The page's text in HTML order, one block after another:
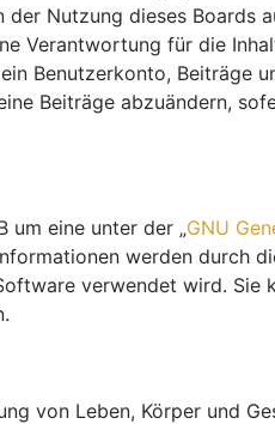
Nutzung dieses Boards
Verantwortung für die
Benutzerkonto, Beiträge
Beiträge abzuändern,
um eine unter der „GNU
werden durch
verwendet wird.
von Leben, Körper und